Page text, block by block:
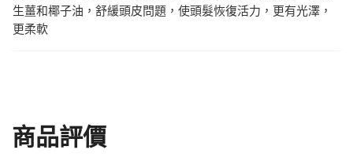
生薑和椰子油，舒緩頭皮問題，使頭髮恢復活力，更有光澤，
更柔軟
商品評價